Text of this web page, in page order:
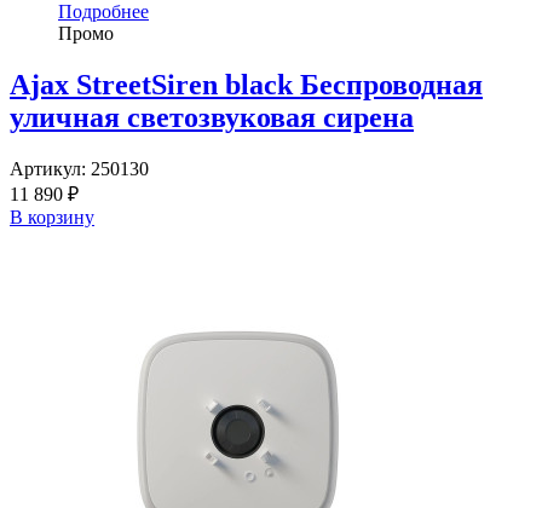
Подробнее
Промо
Ajax StreetSiren black Беспроводная
уличная светозвуковая сирена
Артикул: 250130
11 890 ₽
В корзину